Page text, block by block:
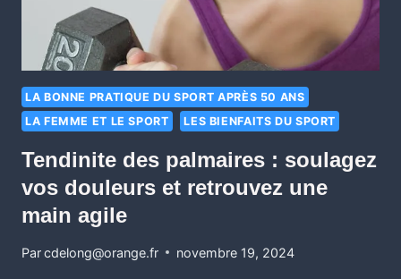
LA BONNE PRATIQUE DU SPORT APRÈS 50 ANS
LA FEMME ET LE SPORT
LES BIENFAITS DU SPORT
Tendinite des palmaires : soulagez
vos douleurs et retrouvez une
main agile
Parcdelong@orange.fr novembre 19, 2024